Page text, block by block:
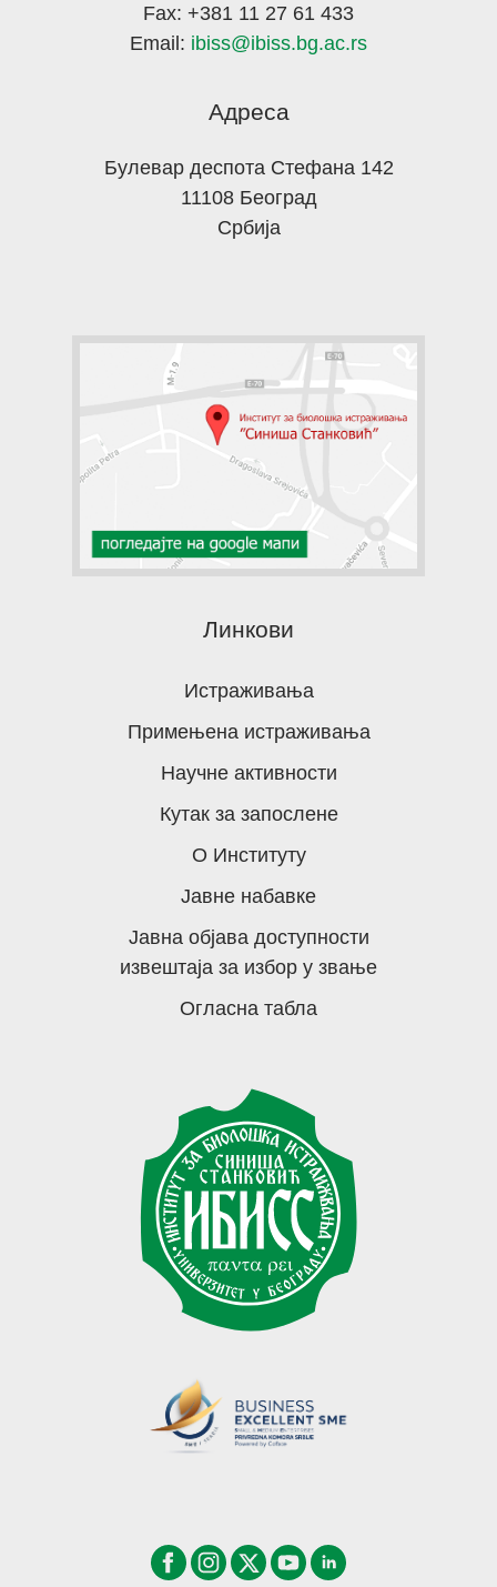
Fax: +381 11 27 61 433
Email: ibiss@ibiss.bg.ac.rs
Адреса
Булевар деспота Стефана 142
11108 Београд
Србија
Линкови
Истраживања
Примењена истраживања
Научне активности
Кутак за запослене
О Институту
Јавне набавке
Јавна објава доступности
извештаја за избор у звање
Огласна табла